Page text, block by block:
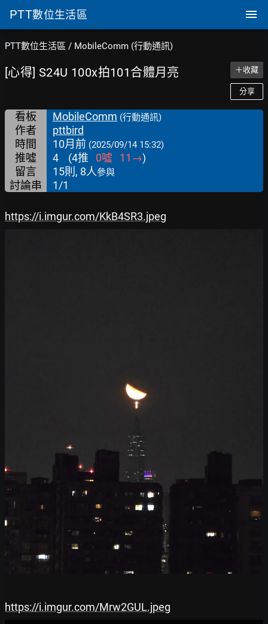
PTT數位生活區
PTT數位生活區 / MobileComm (行動通訊)
[心得] S24U 100x拍101合體月亮 ＋收藏
分享
看板 MobileComm (行動通訊)
作者
pttbird
時間
10月前 (2025/09/14 15:32)
推噓 4 (4推 0噓 11 →)
留言
15則, 8人參與
討論串 1/1
https://i.imgur.com/KkB4SR3.jpeg
https://i.imgur.com/Mrw2GUL.jpeg